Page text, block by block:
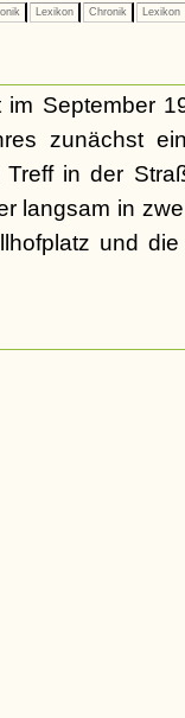
Lexikon Chronik Lexikon
September
zunächst
in der
langsam in
und